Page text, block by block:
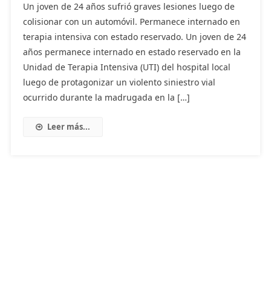
Un joven de 24 años sufrió graves lesiones luego de
colisionar con un automóvil. Permanece internado en
terapia intensiva con estado reservado. Un joven de 24
años permanece internado en estado reservado en la
Unidad de Terapia Intensiva (UTI) del hospital local
luego de protagonizar un violento siniestro vial
ocurrido durante la madrugada en la […]
Leer más...